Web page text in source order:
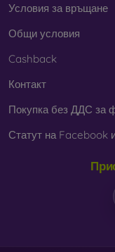
Условия за връщане
Общи условия
Cashback
Контакт
Покупка без ДДС за
Статут на Facebook